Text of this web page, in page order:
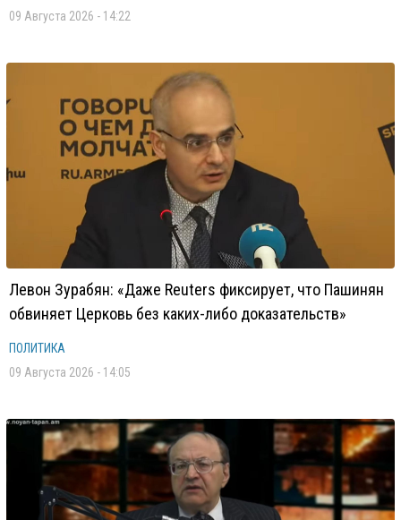
09 Августа 2026 - 14:22
Левон Зурабян: «Даже Reuters фиксирует, что Пашинян
обвиняет Церковь без каких-либо доказательств»
ПОЛИТИКА
09 Августа 2026 - 14:05